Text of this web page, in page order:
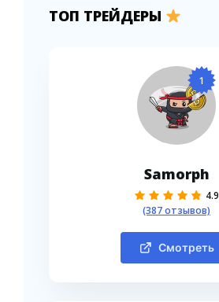
ТОП ТРЕЙДЕРЫ
1
Samorph
4.9
(387 отзывов)
Смотреть